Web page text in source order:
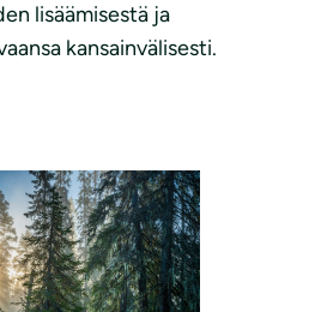
lisäämisestä ja
kansainvälisesti.